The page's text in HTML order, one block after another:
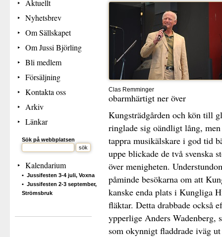
Aktuellt
Nyhetsbrev
Om Sällskapet
Om Jussi Björling
Bli medlem
Försäljning
Kontakta oss
Arkiv
Länkar
Sök på webbplatsen
Kalendarium
Jussifesten 3-4 juli, Voxna
Jussifesten 2-3 september,
Strömsbruk
Clas Remminger
obarmhärtigt ner över
Kungsträdgården och kön till
ringlade sig oändligt lång,
tappra musikälskare i god tid
uppe blickade de två svenska
över menigheten.
påminde besökarna om att
kanske enda plats i Kungliga
fläktar. Detta drabbade också
ypperlige Anders Wadenberg,
som okynnigt fladdrade iväg